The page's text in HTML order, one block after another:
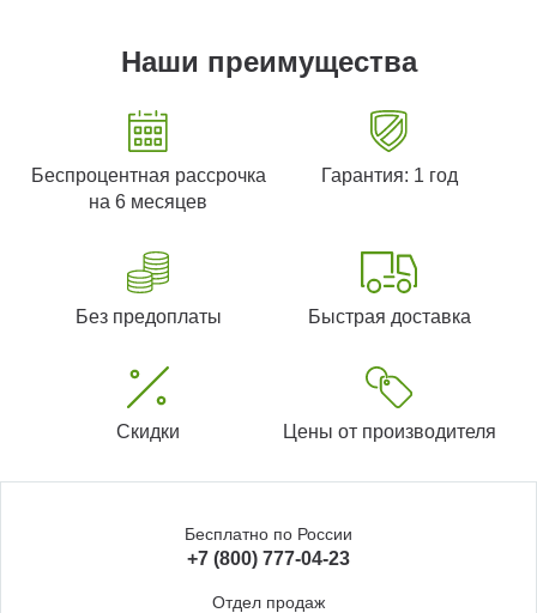
Наши преимущества
Беспроцентная рассрочка
на 6 месяцев
Гарантия: 1 год
Без предоплаты Быстрая доставка
Скидки Цены от производителя
Бесплатно по России
+7 (800) 777-04-23
Отдел продаж